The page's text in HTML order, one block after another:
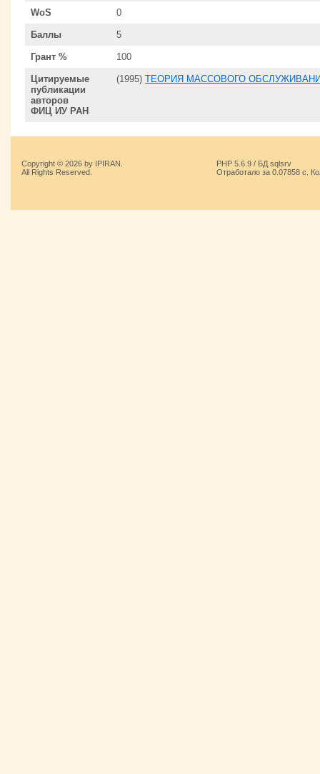
WoS 0
Баллы 5
Грант % 100
Цитируемые
публикации
авторов
ФИЦ ИУ РАН
(1995) ТЕОРИЯ МАССОВОГО ОБСЛУЖИВАНИЯ
Copyright © 2026 by IPIRAN.
All Rights Reserved.
PHP 5.6.9 / БД sqlsrv
Отработало за 0.07858 с.